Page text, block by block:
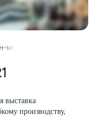
мероприятие
выставка
производству,